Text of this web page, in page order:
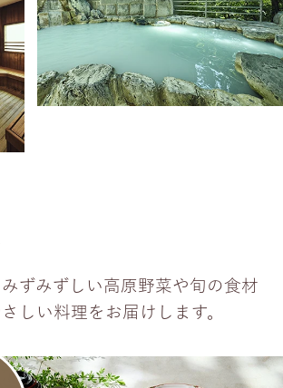
ずみずしい高原野菜や旬の食材
しい料理をお届けします。